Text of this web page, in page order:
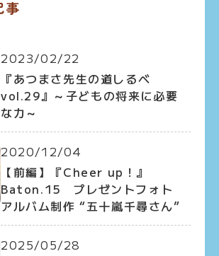
事
2023/02/22
『あつまさ先生の道しるべ
vol.29』～子どもの将来に必要
な力～
2020/12/04
【前編】『Cheer up！』
Baton.15 プレゼントフォト
アルバム制作 “五十嵐千尋さん”
2025/05/28